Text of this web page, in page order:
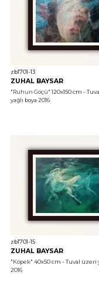
zb1701-13
ZUHAL BAYSAR
"Ruhun Göçü" 120x150 cm -
yağlı boya 2016
zb1701-15
ZUHAL BAYSAR
"Köpek" 40x50 cm - Tuval üzeri
2016